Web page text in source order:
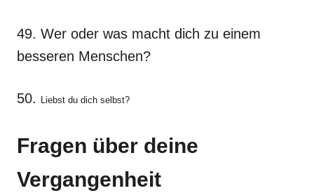
49. Wer oder was macht dich zu einem
besseren Menschen?
50. Liebst du dich selbst?
Fragen über deine
Vergangenheit